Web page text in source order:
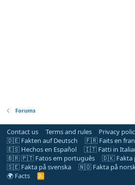
Forums
Contact us Terms and rules Privacy
🇩🇪 Fakten auf Deutsch
🇫🇷 Faits en
🇪🇸 Hechos en Español
🇮🇹 Fatti in
🇧🇷 🇵🇹 Fatos em português
🇩🇰 Fakta
🇸🇪 Fakta på svenska
🇳🇴 Fakta på
🌍 Facts
R